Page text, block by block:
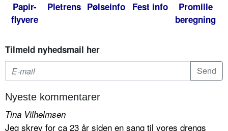
Papir-
flyvere
Pletrens Pølseinfo Fest info
Promille
beregning
Tilmeld nyhedsmail her
Nyeste kommentarer
Tina Vilhelmsen
Jeg skrev for ca 23 år siden en sang til vores drengs